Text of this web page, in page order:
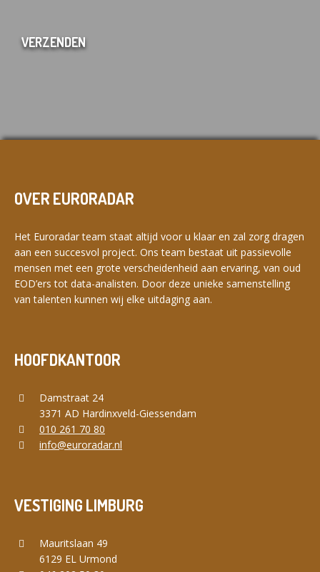
OVER EURORADAR
Het Euroradar team staat altijd voor u klaar en zal zorg dragen
aan een succesvol project. Ons team bestaat uit passievolle
mensen met een grote verscheidenheid aan ervaring, van oud
EOD’ers tot data-analisten. Door deze unieke samenstelling
van talenten kunnen wij elke uitdaging aan.
HOOFDKANTOOR
Damstraat 24
3371 AD Hardinxveld-Giessendam
010 261 70 80
info@euroradar.nl
VESTIGING LIMBURG
Mauritslaan 49
6129 EL Urmond